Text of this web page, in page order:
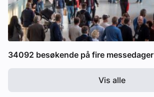
34092 besøkende på fire messedager
Vis alle